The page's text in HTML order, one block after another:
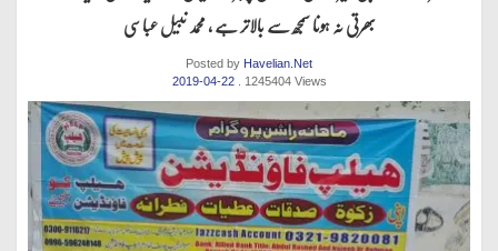
بھرتی نہ ہونا سمجھ سے بالاتر ہے ، محمد نبیل عباسی
Posted by Havelian.Net
2019-04-22
. 1245404 Views